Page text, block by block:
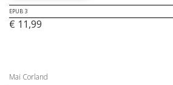
EPUB 3
€ 11,99
Mai Corland